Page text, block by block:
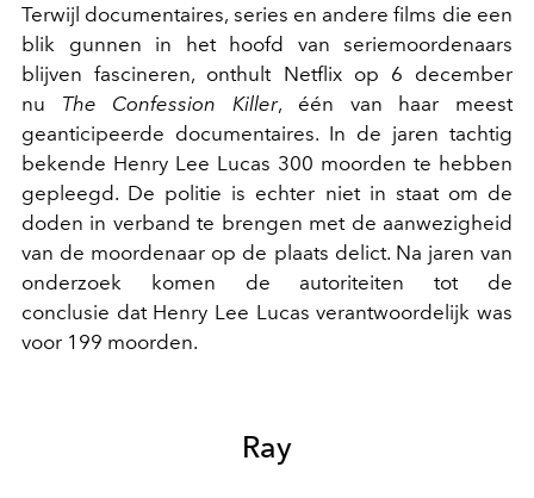
Terwijl documentaires, series en andere films die een
blik gunnen in het hoofd van seriemoordenaars
blijven fascineren, onthult Netflix op 6 december
nu The Confession Killer, één van haar meest
geanticipeerde documentaires. In de jaren tachtig
bekende Henry Lee Lucas 300 moorden te hebben
gepleegd. De politie is echter niet in staat om de
doden in verband te brengen met de aanwezigheid
van de moordenaar op de plaats delict. Na jaren van
onderzoek komen de autoriteiten tot de
conclusie dat Henry Lee Lucas verantwoordelijk was
voor 199 moorden.
Ray